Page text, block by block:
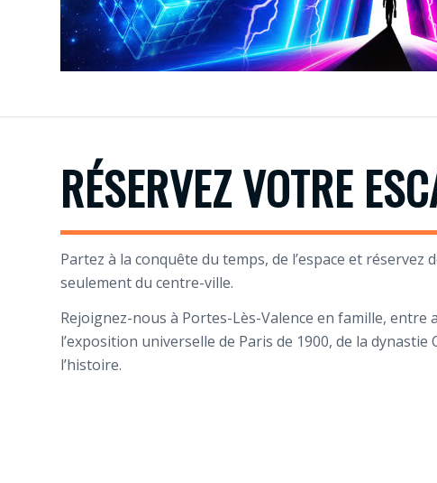
RÉSERVEZ VOTRE
Partez à la conquête du temps, de l’espace et
seulement du centre-ville.
Rejoignez-nous à Portes-Lès-Valence en famille,
l’exposition universelle de Paris de 1900, de la
l’histoire.